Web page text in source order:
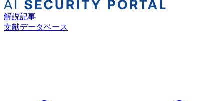
解説記事
文献データベース